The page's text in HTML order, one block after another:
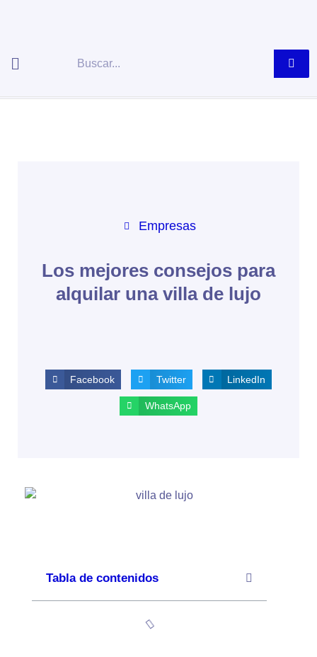
Buscar
Empresas
Los mejores consejos para
alquilar una villa de lujo
Facebook Twitter LinkedIn
WhatsApp
Tabla de contenidos